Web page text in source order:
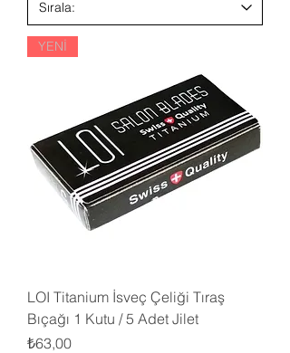
YENİ
LOI Titanium İsveç Çeliği Tıraş
Bıçağı 1 Kutu / 5 Adet Jilet
Fiyat
₺63,00